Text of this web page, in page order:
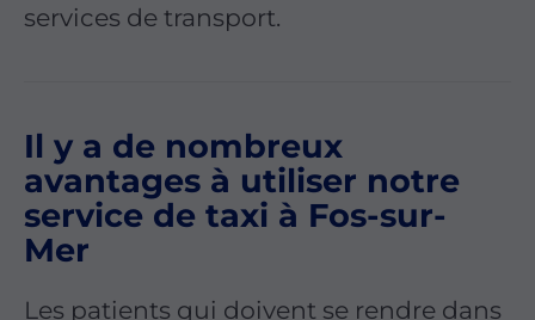
services de transport.
Il y a de nombreux
avantages à utiliser notre
service de taxi à Fos-sur-
Mer
Les patients qui doivent se rendre dans